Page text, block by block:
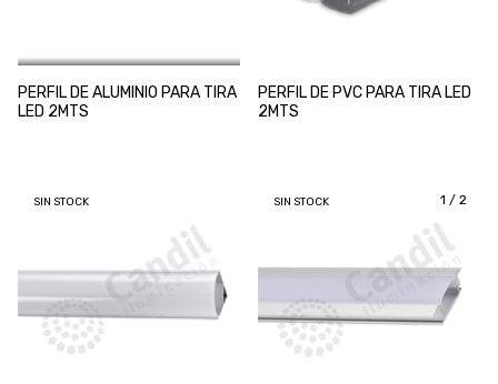
PERFIL DE ALUMINIO PARA TIRA
LED 2MTS
PERFIL DE PVC PARA TIRA LED
2MTS
SIN STOCK 1 / 2
SIN STOCK